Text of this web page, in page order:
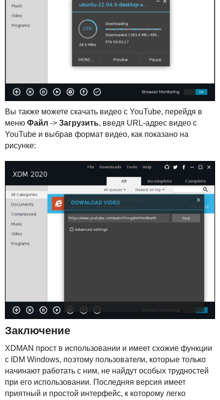
Вы также можете скачать видео с YouTube, перейдя в
меню Файл -> Загрузить, введя URL-адрес видео с
YouTube и выбрав формат видео, как показано на
рисунке:
Заключение
XDMAN прост в использовании и имеет схожие функции
с IDM Windows, поэтому пользователи, которые только
начинают работать с ним, не найдут особых трудностей
при его использовании. Последняя версия имеет
приятный и простой интерфейс, к которому легко